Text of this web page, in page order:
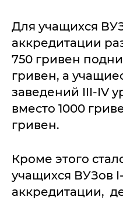
Для учащихся
аккредитации
750 гривен
гривен, а
заведений III-IV
вместо 1000
гривен.
Кроме этого
учащихся ВУЗов
аккредитации,